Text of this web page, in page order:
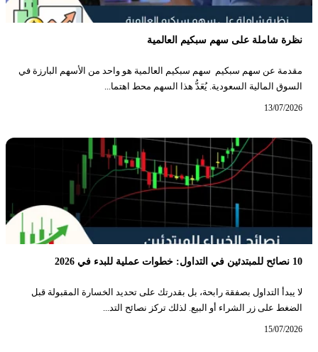
نظرة شاملة على سهم سبكيم العالمية
مقدمة عن سهم سبكيم سهم سبكيم العالمية هو واحد من الأسهم البارزة في
السوق المالية السعودية. يُعَدُّ هذا السهم محط اهتما...
13/07/2026
10 نصائح للمبتدئين في التداول: خطوات عملية للبدء في 2026
لا يبدأ التداول بصفقة رابحة، بل بقدرتك على تحديد الخسارة المقبولة قبل
الضغط على زر الشراء أو البيع. لذلك تركز نصائح التد...
15/07/2026